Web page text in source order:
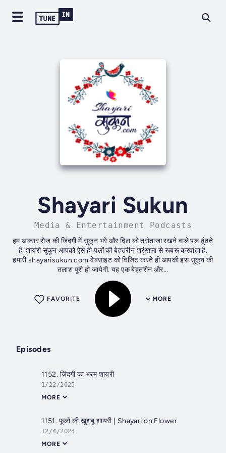
Shayari Sukun
Media & Entertainment Podcasts
हम अक्सर रोज की जिंदगी में सुकून भरे और दिल को तरोताजा रखने वाले पल ढूंढते
हैं. शायरी सुकून आपको ऐसे ही पलों की बेहतरीन श्रृंखला से रूबरू करवाता है.
हमारी shayarisukun.com वेबसाइट को विजिट करते ही आपकी इस सुकून की
तलाश पूरी हो जायेगी. यह एक बेहतरीन और...
MORE
FAVORITE
Episodes
1152. ज़िंदगी का भ्रम शायरी
1/22/2025
MORE
1151. फूलों की खुशबू शायरी | Shayari on Flower
12/4/2024
MORE